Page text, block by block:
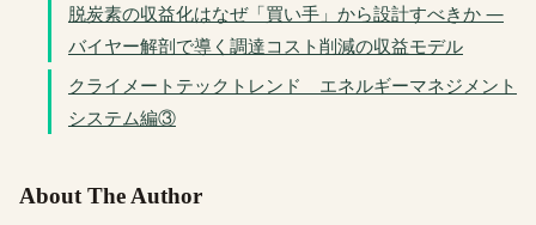
脱炭素の収益化はなぜ「買い手」から設計すべきか —
バイヤー解剖で導く調達コスト削減の収益モデル
クライメートテックトレンド エネルギーマネジメント
システム編③
About The Author